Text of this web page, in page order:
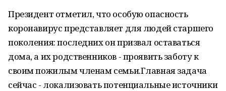
Президент отметил, что особую опасность
коронавирус представляет для людей старшего
поколения: последних он призвал оставаться
дома, а их родственников - проявить заботу к
своим пожилым членам семьи.Главная задача
сейчас - локализовать потенциальные источники